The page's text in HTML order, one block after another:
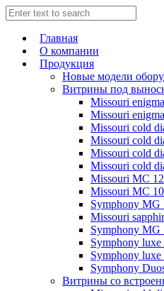
Главная
О компании
Продукция
Новые модели
Витрины под
Missouri
Missouri
Missouri cold
Missouri cold
Missouri cold
Missouri cold
Missouri MC
Missouri MC
Symphony MG
Missouri
Symphony
Symphony
Symphony
Symphony
Витрины со